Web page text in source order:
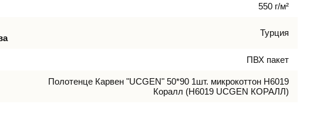
550 г/м²
Турция
ПВХ пакет
Полотенце Карвен "UCGEN" 50*90 1шт. микрокоттон H6019
Коралл (H6019 UCGEN КОРАЛЛ)